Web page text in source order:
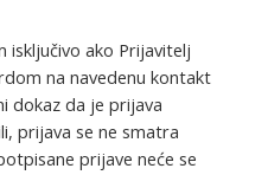
isključivo ako Prijavitelj
na navedenu kontakt
dokaz da je prijava
prijava se ne smatra
prijave neće se